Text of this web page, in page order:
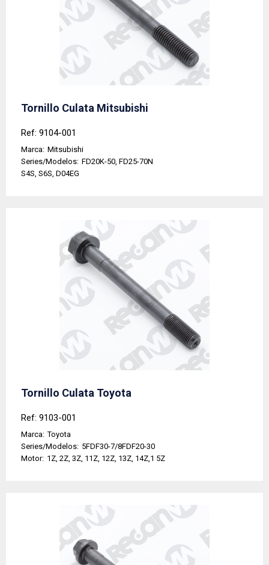
Tornillo Culata Mitsubishi
Ref: 9104-001
Marca: Mitsubishi
Series/Modelos: FD20K-50, FD25-70N
S4S, S6S, D04EG
Tornillo Culata Toyota
Ref: 9103-001
Marca: Toyota
Series/Modelos: 5FDF30-7/8FDF20-30
Motor: 1Z, 2Z, 3Z, 11Z, 12Z, 13Z, 14Z,1 5Z